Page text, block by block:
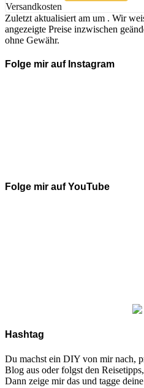
Versandkosten
Zuletzt aktualisiert am um . Wir
angezeigte Preise inzwischen
ohne Gewähr.
Folge mir auf Instagram
Folge mir auf YouTube
Hashtag
Du machst ein DIY von mir nach,
Blog aus oder folgst den
Dann zeige mir das und tagge